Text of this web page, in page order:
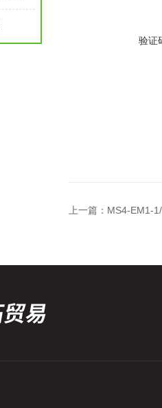
验证
上一篇： MS4-EM1-